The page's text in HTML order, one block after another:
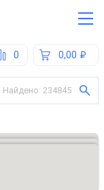
0,00
0
Найдено: 234845